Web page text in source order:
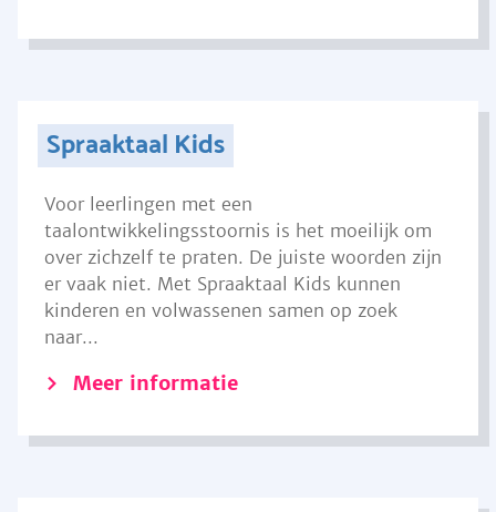
Spraaktaal Kids
Voor leerlingen met een
taalontwikkelingsstoornis is het moeilijk om
over zichzelf te praten. De juiste woorden zijn
er vaak niet. Met Spraaktaal Kids kunnen
kinderen en volwassenen samen op zoek
naar...
Meer informatie